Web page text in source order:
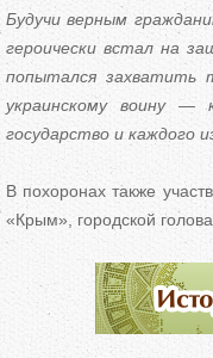
Будучи верным
героически встал на
попытался захватить
украинскому воину —
государство и каждого
В похоронах также
«Крым», городской голова